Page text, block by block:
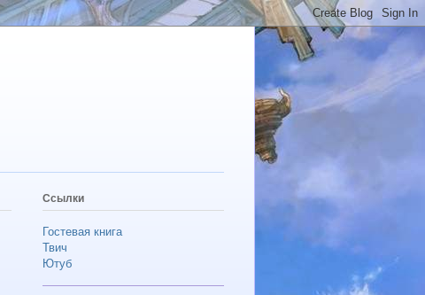
Ссылки
Гостевая книга
Твич
Ютуб